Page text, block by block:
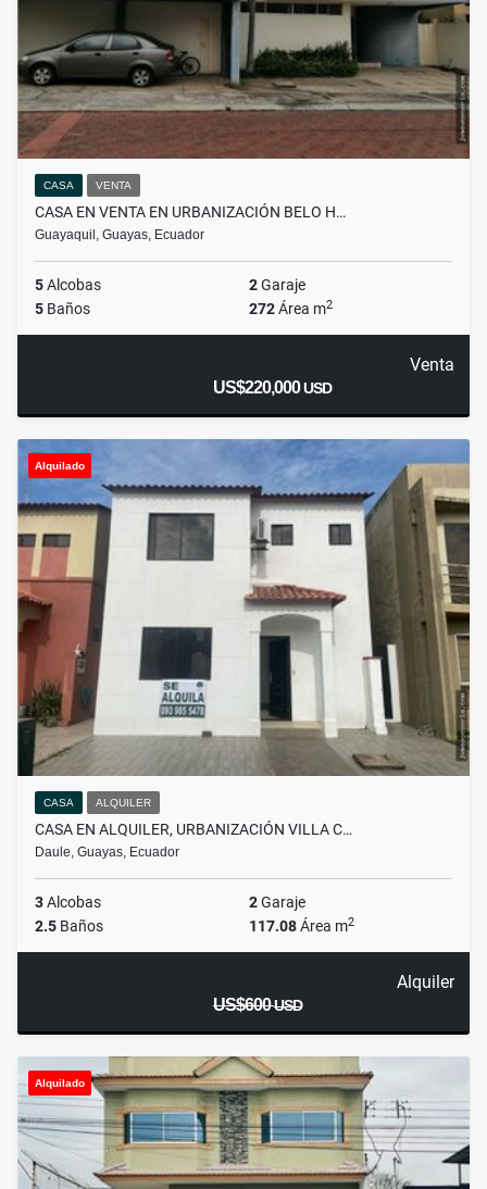
CASA VENTA
CASA EN VENTA EN URBANIZACIÓN BELO H…
Guayaquil, Guayas, Ecuador
5Alcobas 2Garaje
5 Baños 272Área m2
Venta
US$220,000USD
Alquilado
CASA ALQUILER
CASA EN ALQUILER, URBANIZACIÓN VILLA C…
Daule, Guayas, Ecuador
3Alcobas 2Garaje
2.5 Baños 117.08Área m2
Alquiler
US$600USD
Alquilado